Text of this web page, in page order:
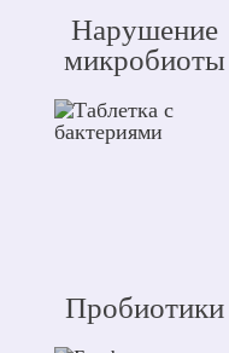
Нарушение
микробиоты
Пробиотики